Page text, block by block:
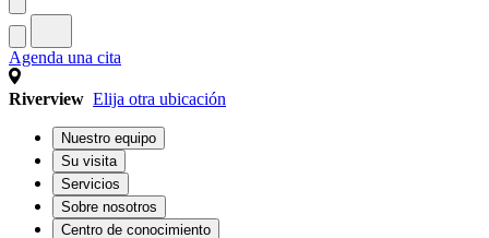
Agenda una cita
Riverview Elija otra ubicación
Nuestro equipo
Su visita
Servicios
Sobre nosotros
Centro de conocimiento